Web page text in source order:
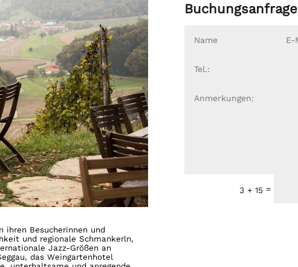
ihren Besucherinnen und
und regionale Schmankerln,
Jazz-Größen an
das Weingartenhotel
Buchungsanfrage
3 + 15=